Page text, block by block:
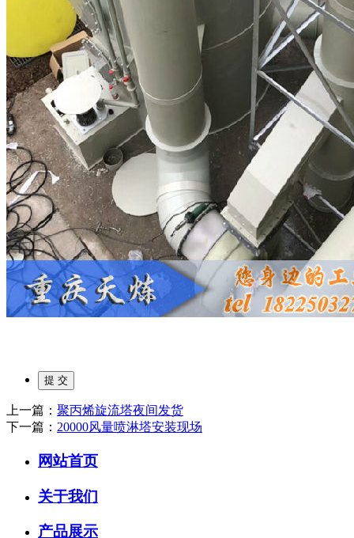
上一篇： 聚丙烯旋流塔夜间发货
下一篇： 20000风量喷淋塔安装现场
网站首页
关于我们
产品展示